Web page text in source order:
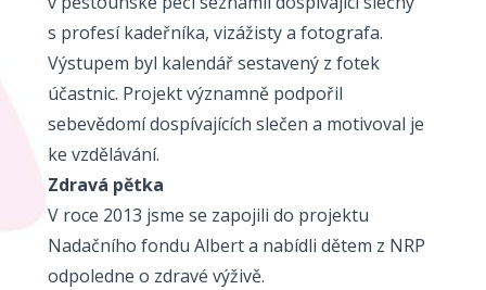
s profesí kadeřníka, vizážisty a fotografa.
Výstupem byl kalendář sestavený z fotek
účastnic. Projekt významně podpořil
sebevědomí dospívajících slečen a motivoval je
ke vzdělávání.
Zdravá pětka
V roce 2013 jsme se zapojili do projektu
Nadačního fondu Albert a nabídli dětem z NRP
odpoledne o zdravé výživě.